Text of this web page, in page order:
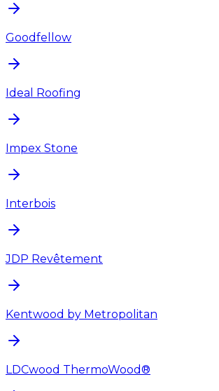
Goodfellow
Ideal Roofing
Impex Stone
Interbois
JDP Revêtement
Kentwood by Metropolitan
LDCwood ThermoWood®